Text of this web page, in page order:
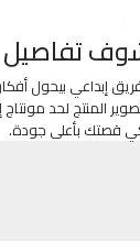
تفاصيل
إبداعي بيحول
المنتج لحد مونتاج
قصتك بأعلى جودة.